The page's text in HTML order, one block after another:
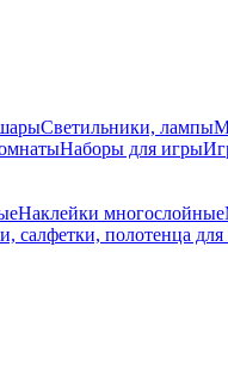
Светильники, лампы
Наборы для игры
Наклейки многослойные
салфетки, полотенца для